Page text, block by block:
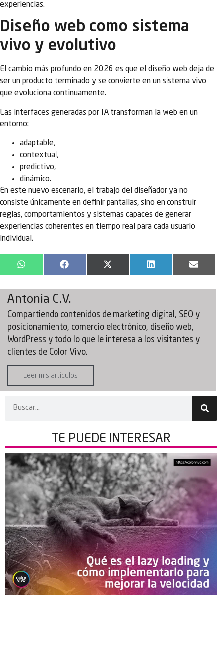
experiencias.
Diseño web como sistema
vivo y evolutivo
El cambio más profundo en 2026 es que el diseño web deja de
ser un producto terminado y se convierte en un sistema vivo
que evoluciona continuamente.
Las interfaces generadas por IA transforman la web en un
entorno:
adaptable,
contextual,
predictivo,
dinámico.
En este nuevo escenario, el trabajo del diseñador ya no
consiste únicamente en definir pantallas, sino en construir
reglas, comportamientos y sistemas capaces de generar
experiencias coherentes en tiempo real para cada usuario
individual.
WhatsApp Facebook
X
(Twitter)
LinkedIn Email
Antonia C.V.
Compartiendo contenidos de marketing digital, SEO y
posicionamiento, comercio electrónico, diseño web,
WordPress y todo lo que le interesa a los visitantes y
clientes de Color Vivo.
Leer mis artículos
TE PUEDE INTERESAR